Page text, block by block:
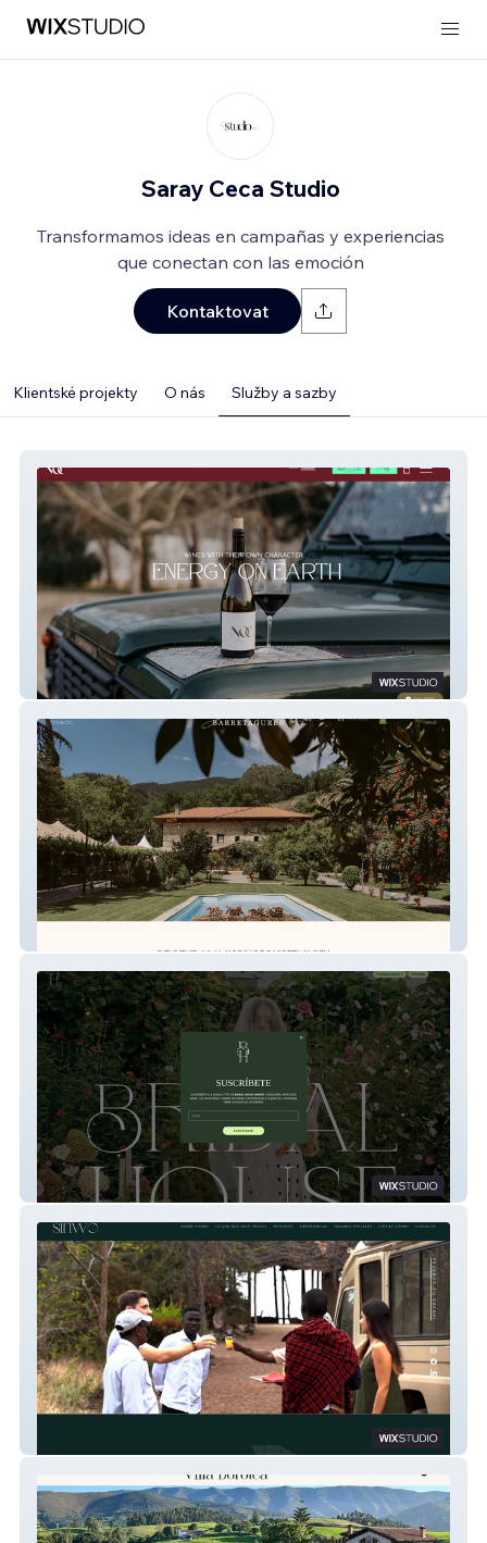
Saray Ceca Studio
Transformamos ideas en campañas y experiencias
que conectan con las emoción
Kontaktovat
Klientské projekty O nás Služby a sazby
Bodegas NOC
Bridal House